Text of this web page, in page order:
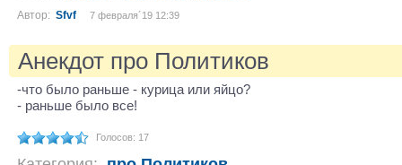
Автор: Sfvf 7 февраля´19 12:39
Анекдот про Политиков
-что было раньше - курица или яйцо?
- раньше было все!
Голосов: 17